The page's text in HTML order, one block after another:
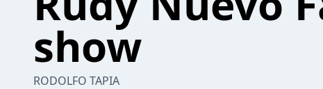
show
RODOLFO TAPIA